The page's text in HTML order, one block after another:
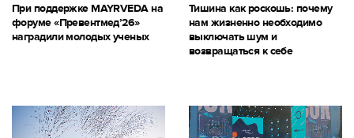
При поддержке MAYRVEDA на
форуме «Превентмед’26»
наградили молодых ученых
Тишина как роскошь: почему
нам жизненно необходимо
выключать шум и
возвращаться к себе